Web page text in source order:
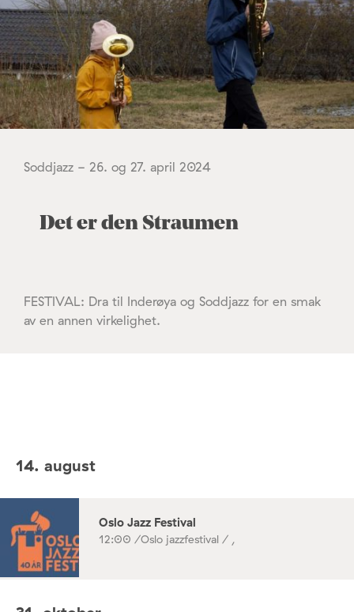
Soddjazz - 26. og 27. april 2024
Det er den Straumen
FESTIVAL: Dra til Inderøya og Soddjazz for en smak
av en annen virkelighet.
14. august
Oslo Jazz Festival
12:00 /Oslo jazzfestival / ,